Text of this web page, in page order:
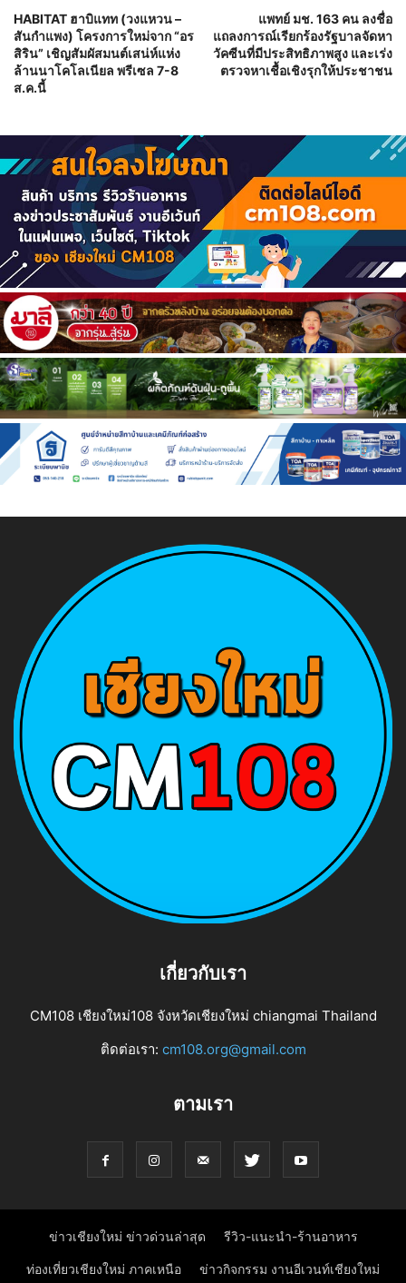
HABITAT ฮาบิแทท (วงแหวน –
สันกำแพง) โครงการใหม่จาก “อร
สิริน” เชิญสัมผัสมนต์เสน่ห์แห่ง
ล้านนาโคโลเนียล พรีเซล 7-8
ส.ค.นี้
แพทย์ มช. 163 คน ลงชื่อ
แถลงการณ์เรียกร้องรัฐบาลจัดหา
วัคซีนที่มีประสิทธิภาพสูง และเร่ง
ตรวจหาเชื้อเชิงรุกให้ประชาชน
เกี่ยวกับเรา
CM108 เชียงใหม่108 จังหวัดเชียงใหม่ chiangmai Thailand
ติดต่อเรา: cm108.org@gmail.com
ตามเรา
ข่าวเชียงใหม่ ข่าวด่วนล่าสุด รีวิว-แนะนำ-ร้านอาหาร
ท่องเที่ยวเชียงใหม่ ภาคเหนือ ข่าวกิจกรรม งานอีเวนท์เชียงใหม่